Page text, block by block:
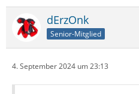
dErzOnk
Senior-Mitglied
4. September 2024 um 23:13